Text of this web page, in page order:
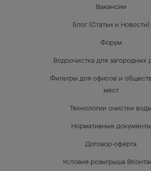
Вакансии
Блог (Статьи и Новости)
Форум
Водоочистка для загородных
Фильтры для офисов и
мест
Технологии очистки воды
Нормативные документы
Договор-оферта
Условия розыгрыша